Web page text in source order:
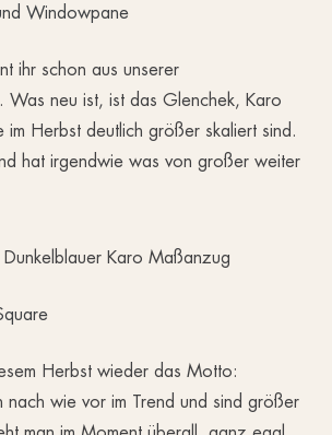
Windowpane
ihr schon aus unserer
Was neu ist, ist das Glenchek, Karo
Herbst deutlich größer skaliert sind.
hat irgendwie was von großer weiter
Herbst wieder das Motto:
nach wie vor im Trend und sind größer